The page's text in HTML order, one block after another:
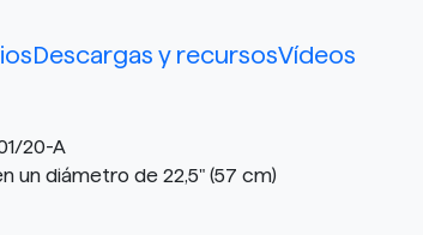
Descargas y recursosVídeos
20-A
un diámetro de 22,5" (57 cm)